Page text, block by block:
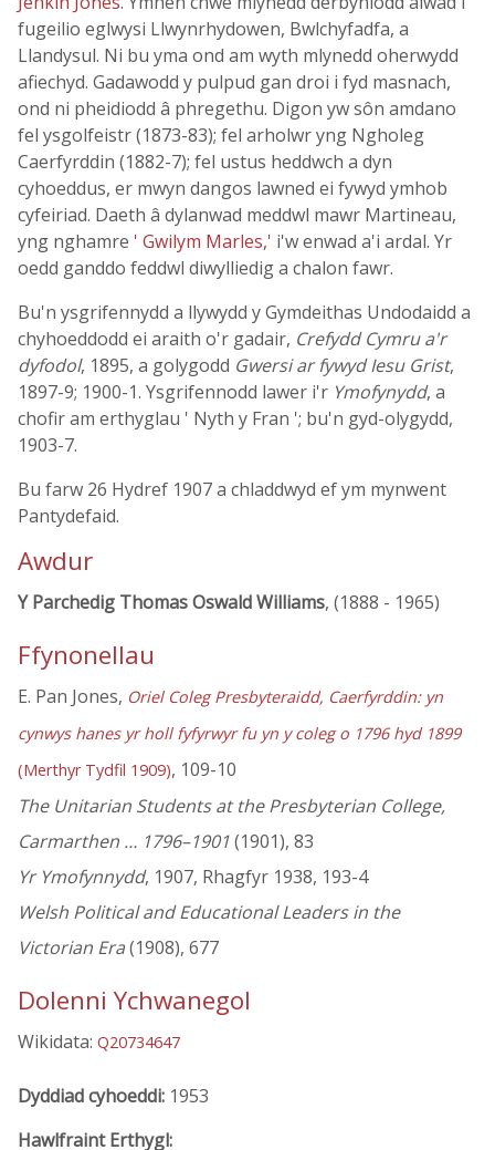
fugeilio eglwysi Llwynrhydowen, Bwlchyfadfa, a
Llandysul. Ni bu yma ond am wyth mlynedd oherwydd
afiechyd. Gadawodd y pulpud gan droi i fyd masnach,
ond ni pheidiodd â phregethu. Digon yw sôn amdano
fel ysgolfeistr (1873-83); fel arholwr yng Ngholeg
Caerfyrddin (1882-7); fel ustus heddwch a dyn
cyhoeddus, er mwyn dangos lawned ei fywyd ymhob
cyfeiriad. Daeth â dylanwad meddwl mawr Martineau,
yng nghamre ' Gwilym Marles,' i'w enwad a'i ardal. Yr
oedd ganddo feddwl diwylliedig a chalon fawr.
Bu'n ysgrifennydd a llywydd y Gymdeithas Undodaidd a
chyhoeddodd ei araith o'r gadair, Crefydd Cymru a'r
dyfodol, 1895, a golygodd Gwersi ar fywyd Iesu Grist,
1897-9; 1900-1. Ysgrifennodd lawer i'r Ymofynydd, a
chofir am erthyglau ' Nyth y Fran '; bu'n gyd-olygydd,
1903-7.
Bu farw 26 Hydref 1907 a chladdwyd ef ym mynwent
Pantydefaid.
Awdur
Y Parchedig Thomas Oswald Williams, (1888 - 1965)
Ffynonellau
E. Pan Jones, Oriel Coleg Presbyteraidd, Caerfyrddin: yn
cynwys hanes yr holl fyfyrwyr fu yn y coleg o 1796 hyd 1899
(Merthyr Tydfil 1909), 109-10
The Unitarian Students at the Presbyterian College,
Carmarthen … 1796–1901(1901), 83
Yr Ymofynnydd, 1907, Rhagfyr 1938, 193-4
Welsh Political and Educational Leaders in the
Victorian Era(1908), 677
Dolenni Ychwanegol
Wikidata: Q20734647
Dyddiad cyhoeddi: 1953
Hawlfraint Erthygl: